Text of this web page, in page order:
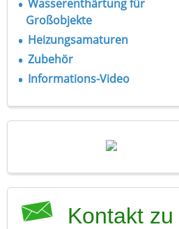
Wasserenthärtung für
Großobjekte
Heizungsamaturen
Zubehör
Informations-Video
Kontakt zu